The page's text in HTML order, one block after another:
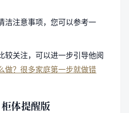
洁注意事项，您可以参考一
较关注，可以进一步引导他阅
做？很多家庭第一步就做错
体提醒版